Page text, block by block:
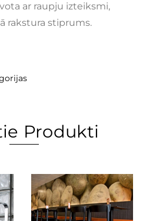
ar raupju izteiksmi,
rakstura stiprums.
Produkti